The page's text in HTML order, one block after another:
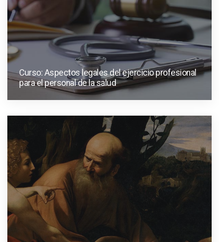
Curso: Aspectos legales del ejercicio profesional
para el personal de la salud